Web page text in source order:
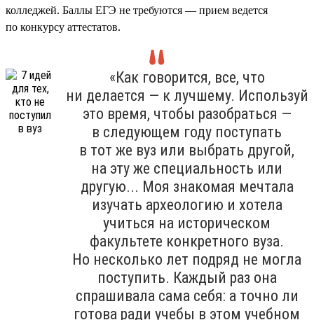
колледжей. Баллы ЕГЭ не требуются — прием ведется
по конкурсу аттестатов.
«Как говорится, все, что
ни делается — к лучшему. Используй
это время, чтобы разобраться —
в следующем году поступать
в тот же вуз или выбрать другой,
на эту же специальность или
другую... Моя знакомая мечтала
изучать археологию и хотела
учиться на историческом
факультете конкретного вуза.
Но несколько лет подряд не могла
поступить. Каждый раз она
спрашивала сама себя: а точно ли
готова ради учебы в этом учебном